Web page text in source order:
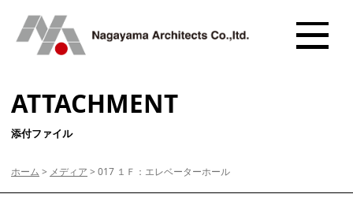
ATTACHMENT
添付ファイル
ホーム > メディア > 017 １Ｆ：エレベーターホール